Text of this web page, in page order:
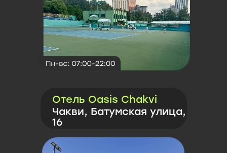
Отель Oasis Chakvi
Чакви, Батумская улица,
16